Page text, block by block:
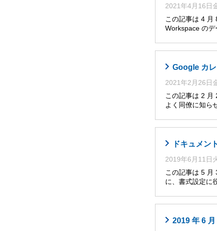
2021年4月16日
この記事は 4 月
Workspace の
Google カ
2021年2月26日
この記事は 2
よく同僚に知ら
ドキュメン
2019年6月11日
この記事は 5 月
に、書式設定に
2019 年 6